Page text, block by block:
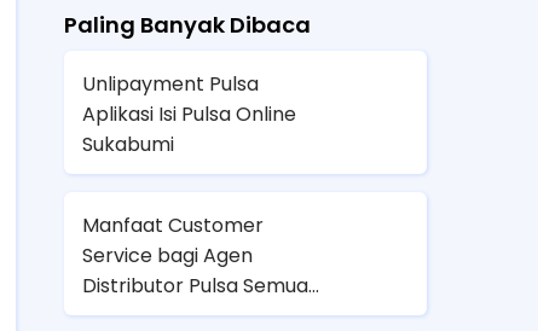
Paling Banyak Dibaca
Unlipayment Pulsa
Aplikasi Isi Pulsa Online
Sukabumi
Manfaat Customer
Service bagi Agen
Distributor Pulsa Semua
Operator